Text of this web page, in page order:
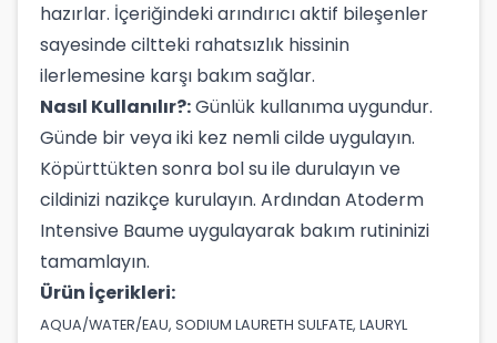
hazırlar. İçeriğindeki arındırıcı aktif bileşenler
sayesinde ciltteki rahatsızlık hissinin
ilerlemesine karşı bakım sağlar.
Nasıl Kullanılır?:Günlük kullanıma uygundur.
Günde bir veya iki kez nemli cilde uygulayın.
Köpürttükten sonra bol su ile durulayın ve
cildinizi nazikçe kurulayın. Ardından Atoderm
Intensive Baume uygulayarak bakım rutininizi
tamamlayın.
Ürün İçerikleri:
AQUA/WATER/EAU, SODIUM LAURETH SULFATE, LAURYL